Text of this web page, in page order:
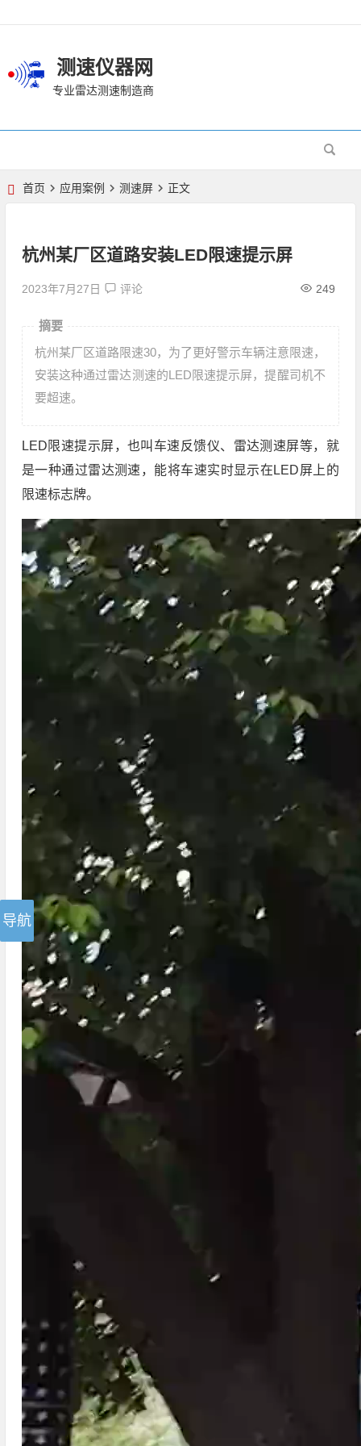
测速仪器网
专业雷达测速制造商
首页 应用案例 测速屏 正文
杭州某厂区道路安装LED限速提示屏
2023年7月27日 评论 249
摘要
杭州某厂区道路限速30，为了更好警示车辆注意限速，
安装这种通过雷达测速的LED限速提示屏，提醒司机不
要超速。
LED限速提示屏，也叫车速反馈仪、雷达测速屏等，就
是一种通过雷达测速，能将车速实时显示在LED屏上的
限速标志牌。